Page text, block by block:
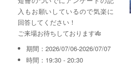
入もお願いしているので気楽に
回答してください！
ご来場お待ちしております🎋
期間：2026/07/06-2026/07/07
時間：19:30 - 20:30